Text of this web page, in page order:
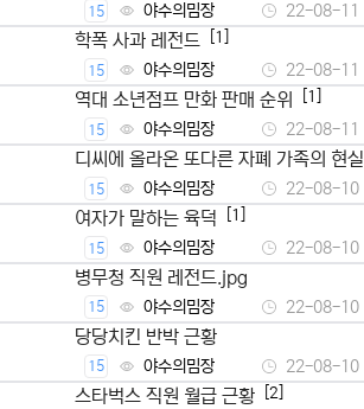
15 야수의밈장 22-08-11
학폭 사과 레전드 [1]
15 야수의밈장 22-08-11
역대 소년점프 만화 판매 순위 [1]
15 야수의밈장 22-08-11
디씨에 올라온 또다른 자폐 가족의 현실
15 야수의밈장 22-08-10
여자가 말하는 육덕 [1]
15 야수의밈장 22-08-10
병무청 직원 레전드.jpg
15 야수의밈장 22-08-10
당당치킨 반박 근황
15 야수의밈장 22-08-10
스타벅스 직원 월급 근황 [2]